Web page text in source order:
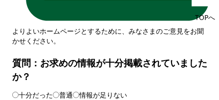
TOPへ
よりよいホームページとするために、みなさまのご意見をお聞
かせください。
質問：お求めの情報が十分掲載されていました
か？
十分だった 普通 情報が足りない